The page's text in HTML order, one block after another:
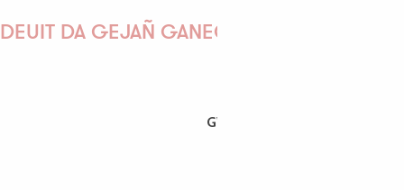
DEUIT DA GEJAÑ GANEOMP !
GWENAËLLE